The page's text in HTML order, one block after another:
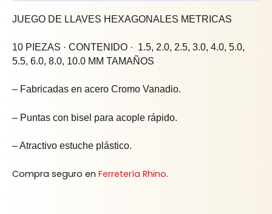
JUEGO DE LLAVES HEXAGONALES METRICAS
10 PIEZAS · CONTENIDO · 1.5, 2.0, 2.5, 3.0, 4.0, 5.0,
5.5, 6.0, 8.0, 10.0 MM TAMAÑOS
– Fabricadas en acero Cromo Vanadio.
– Puntas con bisel para acople rápido.
– Atractivo estuche plástico.
Compra seguro en Ferretería Rhino.